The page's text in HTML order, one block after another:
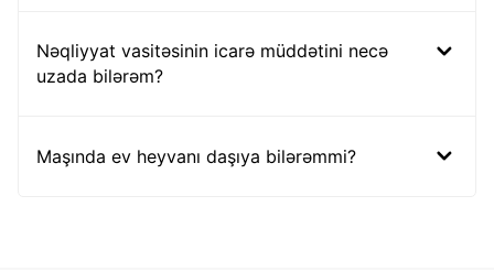
Nəqliyyat vasitəsinin icarə müddətini necə
uzada bilərəm?
Maşında ev heyvanı daşıya bilərəmmi?